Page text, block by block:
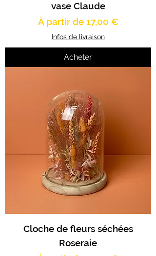
vase Claude
À partir de 17,00 €
Prix promotionnel
Infos de livraison
Acheter
Cloche de fleurs séchées
Roseraie